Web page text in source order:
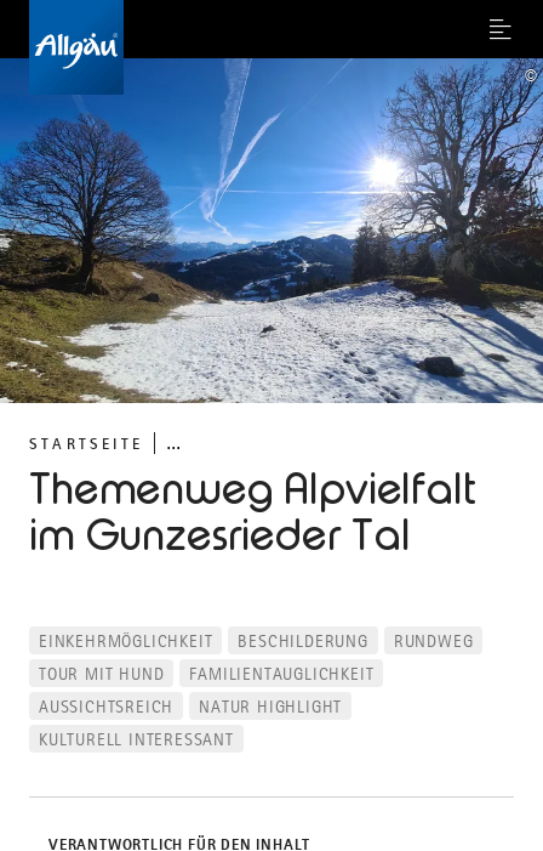
Menu
STARTSEITE ...
Themenweg Alpvielfalt
im Gunzesrieder Tal
©
EINKEHRMÖGLICHKEIT BESCHILDERUNG
RUNDWEG
TOUR MIT HUND
FAMILIENTAUGLICHKEIT
AUSSICHTSREICH
NATUR HIGHLIGHT
KULTURELL INTERESSANT
VERANTWORTLICH FÜR DEN INHALT